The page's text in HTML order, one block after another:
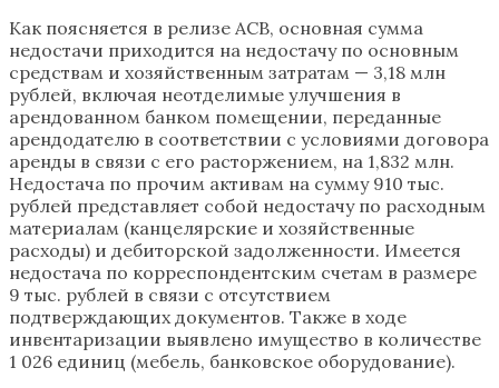
Как поясняется в релизе АСВ, основная сумма
недостачи приходится на недостачу по основным
средствам и хозяйственным затратам — 3,18 млн
рублей, включая неотделимые улучшения в
арендованном банком помещении, переданные
арендодателю в соответствии с условиями договора
аренды в связи с его расторжением, на 1,832 млн.
Недостача по прочим активам на сумму 910 тыс.
рублей представляет собой недостачу по расходным
материалам (канцелярские и хозяйственные
расходы) и дебиторской задолженности. Имеется
недостача по корреспондентским счетам в размере
9 тыс. рублей в связи с отсутствием
подтверждающих документов. Также в ходе
инвентаризации выявлено имущество в количестве
1 026 единиц (мебель, банковское оборудование).